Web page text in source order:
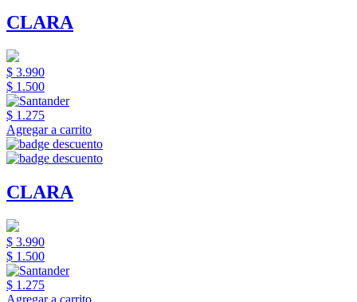
CLARA
$ 3.990
$ 1.500
$ 1.275
Agregar a carrito
CLARA
$ 3.990
$ 1.500
$ 1.275
Agregar a carrito